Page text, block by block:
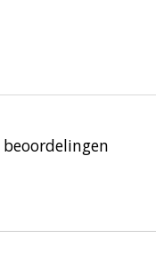
beoordelingen